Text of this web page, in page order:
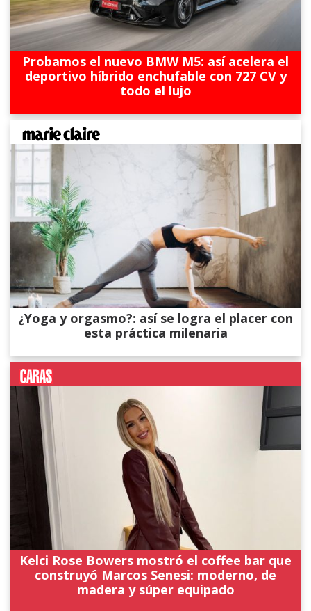
Probamos el nuevo BMW M5: así acelera el
deportivo híbrido enchufable con 727 CV y
todo el lujo
¿Yoga y orgasmo?: así se logra el placer con
esta práctica milenaria
Kelci Rose Bowers mostró el coffee bar que
construyó Marcos Senesi: moderno, de
madera y súper equipado